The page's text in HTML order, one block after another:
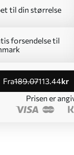
til din størrelse
forsendelse til
fra189.07113.44kr
Prisen er